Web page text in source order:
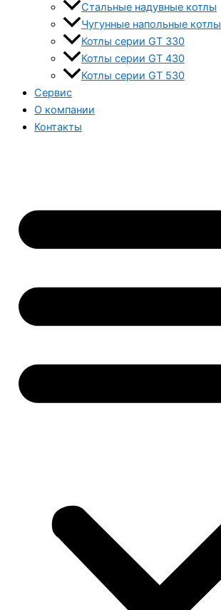
Стальные надувные котлы
Чугунные напольные котлы
Котлы серии GT 330
Котлы серии GT 430
Котлы серии GT 530
Сервис
О компании
Контакты